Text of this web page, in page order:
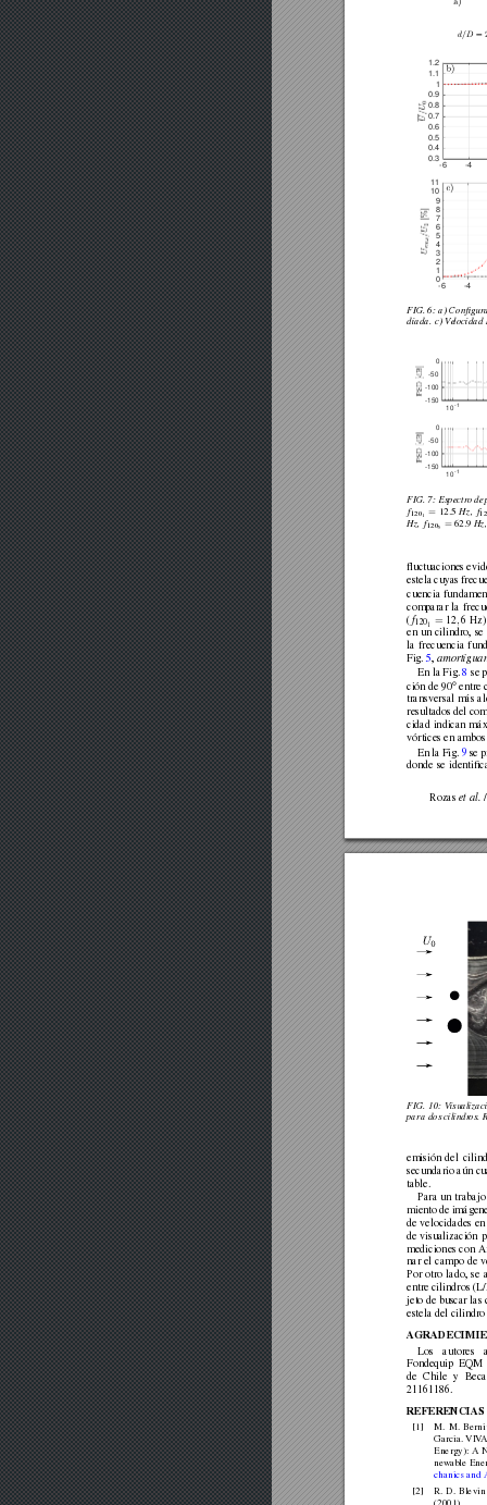
-6 -4
0
1
2
3
4
5
6
7
8
9
10
11
-6 -4
0.3
0.4
0.5
0.6
0.7
0.8
0.9
1
1.1
1.2
FIG. 6: a)
diada. c) Velocidad
10
-1
-150
-100
-50
0
10
-1
-150
-100
-50
0
FIG. 7: Espectro de
f120 1 = 12.5Hz, f
Hz, f 1205 = 62.9 Hz,
ﬂuctuaciones
estela cuyas
cuencia
comparar la
(f120 = 12 ,6 Hz)
en un cilindro, se
la frecuencia
Fig. 5,
En la Fig. 8 se
ción de 90◦entre
transversal más
resultados del
cidad indican
vórtices en ambos
En la Fig. 9 se
donde se
Rozas et al. /
FIG. 10: V
para dos cilindros.
emisión del
secundario aún
table.
Para un trabajo
miento de
de velocidades en
de visualización
mediciones con
nar el campo de
Por otro lado, se
entre cilindros (L/
jeto de buscar las
estela del cilindro
A
Los autores
Fondequip EQM
de
Chile y
Beca
21161186.
REFERENCIAS
[1] M. M.
Garcia. VIV
Energy): A
newable
chanics and
[2]
R. D.